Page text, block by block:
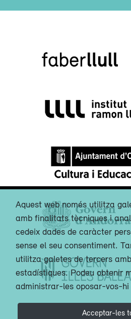
Aquest web només utilitza
amb finalitats tècniques i
cedeix dades de caràcter
sense el seu consentiment.
utilitza galetes de tercers
estadístiques. Podeu obtenir
administrar-les oposar-vos-
Acceptar-les